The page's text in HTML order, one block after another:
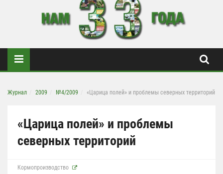
Журнал 2009 №4/2009 «Царица полей» и проблемы северных территорий
«Царица полей» и проблемы
северных территорий
Кормопроизводство